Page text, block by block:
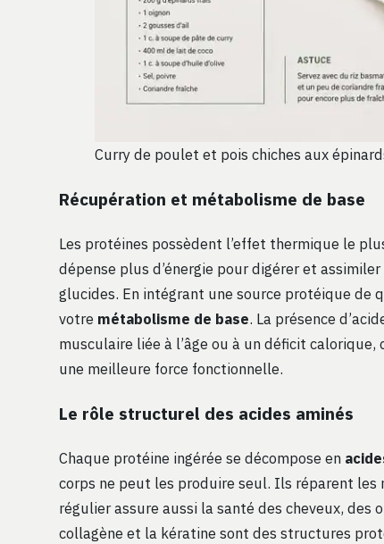
Curry de poulet et pois chiches aux
Récupération et métabolisme de base
Les protéines possèdent l’effet thermique le
dépense plus d’énergie pour digérer et
glucides. En intégrant une source protéique de
votre métabolisme de base. La présence
musculaire liée à l’âge ou à un déficit
une meilleure force fonctionnelle.
Le rôle structurel des acides aminés
Chaque protéine ingérée se décompose en
corps ne peut les produire seul. Ils réparent
régulier assure aussi la santé des cheveux, des
collagène et la kératine sont des structures